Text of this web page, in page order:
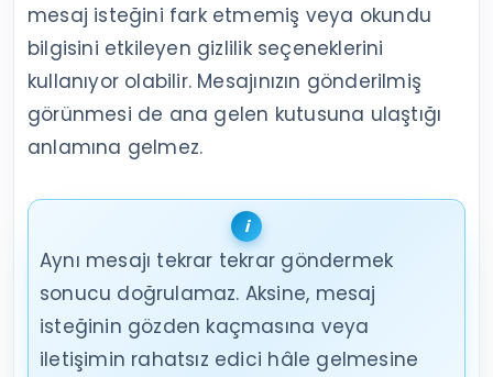
mesaj isteğini fark etmemiş veya okundu
bilgisini etkileyen gizlilik seçeneklerini
kullanıyor olabilir. Mesajınızın gönderilmiş
görünmesi de ana gelen kutusuna ulaştığı
anlamına gelmez.
Aynı mesajı tekrar tekrar göndermek
sonucu doğrulamaz. Aksine, mesaj
isteğinin gözden kaçmasına veya
iletişimin rahatsız edici hâle gelmesine